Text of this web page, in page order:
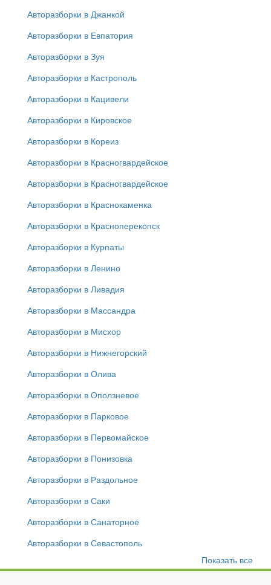
Авторазборки в Джанкой
Авторазборки в Евпатория
Авторазборки в Зуя
Авторазборки в Кастрополь
Авторазборки в Кацивели
Авторазборки в Кировское
Авторазборки в Кореиз
Авторазборки в Красногвардейское
Авторазборки в Красногвардейское
Авторазборки в Краснокаменка
Авторазборки в Красноперекопск
Авторазборки в Курпаты
Авторазборки в Ленино
Авторазборки в Ливадия
Авторазборки в Массандра
Авторазборки в Мисхор
Авторазборки в Нижнегорский
Авторазборки в Олива
Авторазборки в Оползневое
Авторазборки в Парковое
Авторазборки в Первомайское
Авторазборки в Понизовка
Авторазборки в Раздольное
Авторазборки в Саки
Авторазборки в Санаторное
Авторазборки в Севастополь
Показать все